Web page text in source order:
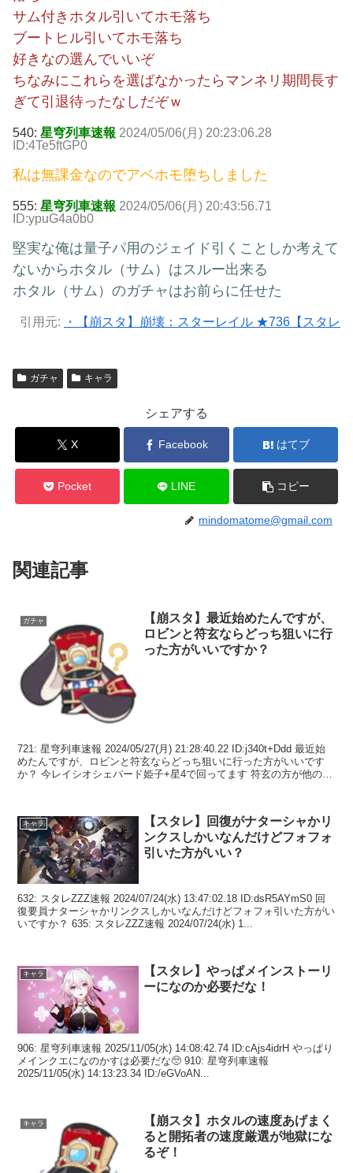
サム付きホタル引いてホモ落ち
ブートヒル引いてホモ落ち
好きなの選んでいいぞ
ちなみにこれらを選ばなかったらマンネリ期間長す
ぎて引退待ったなしだぞｗ
540: 星穹列車速報 2024/05/06(月) 20:23:06.28
ID:4Te5ftGP0
私は無課金なのでアベホモ堕ちしました
555: 星穹列車速報 2024/05/06(月) 20:43:56.71
ID:ypuG4a0b0
堅実な俺は量子パ用のジェイド引くことしか考えて
ないからホタル（サム）はスルー出来る
ホタル（サム）のガチャはお前らに任せた
引用元: ・【崩スタ】崩壊：スターレイル ★736【スタレ
ガチャ キャラ
シェアする
X Facebook はてブ
Pocket LINE コピー
mindomatome@gmail.com
関連記事
ガチャ
【崩スタ】最近始めたんですが、
ロビンと符玄ならどっち狙いに行
った方がいいですか？
721: 星穹列車速報 2024/05/27(月) 21:28:40.22 ID:j340t+Ddd 最近始
めたんですが、ロビンと符玄ならどっち狙いに行った方がいいです
か？ 今レイシオシェパード姫子+星4で回ってます 符玄の方が他のメ
キャラ
【スタレ】回復がナターシャかリ
ンクスしかいなんだけどフォフォ
引いた方がいい？
632: スタレZZZ速報 2024/07/24(水) 13:47:02.18 ID:dsR5AYmS0 回
復要員ナターシャかリンクスしかいなんだけどフォフォ引いた方がい
いですか？ 635: スタレZZZ速報 2024/07/24(水) 1...
キャラ
【スタレ】やっぱメインストーリ
ーになのか必要だな！
906: 星穹列車速報 2025/11/05(水) 14:08:42.74 ID:cAjs4idrH やっぱり
メインクエになのかすは必要だな🥺 910: 星穹列車速報
2025/11/05(水) 14:13:23.34 ID:/eGVoAN...
キャラ
【崩スタ】ホタルの速度あげまく
ると開拓者の速度厳選が地獄にな
るぞ！